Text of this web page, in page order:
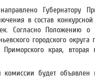
Губернатору
в состав
Согласно Положению о
городского
Приморского края,
комиссии будет